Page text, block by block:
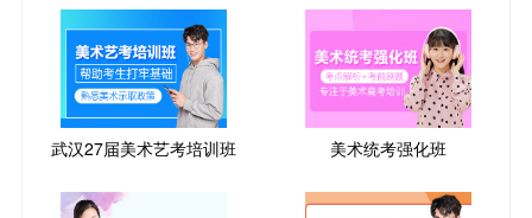
武汉27届美术艺考培训班 美术统考强化班